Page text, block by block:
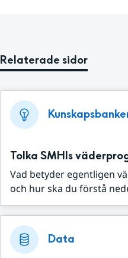
Relaterade sidor
Tolka SMHIs
Vad betyder egentligen
och hur ska du förstå
Data